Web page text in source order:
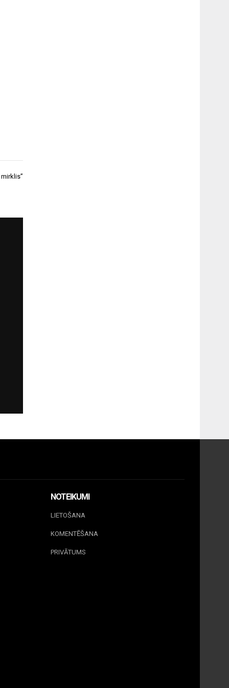
NOTEIKUMI
LIETOŠANA
KOMENTĒŠANA
PRIVĀTUMS